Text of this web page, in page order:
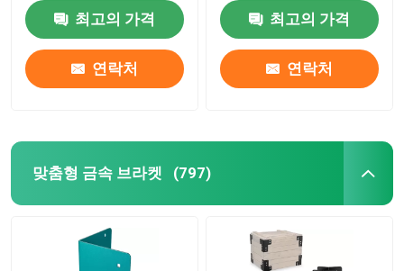
최고의 가격
연락처
최고의 가격
연락처
맞춤형 금속 브라켓 (797)